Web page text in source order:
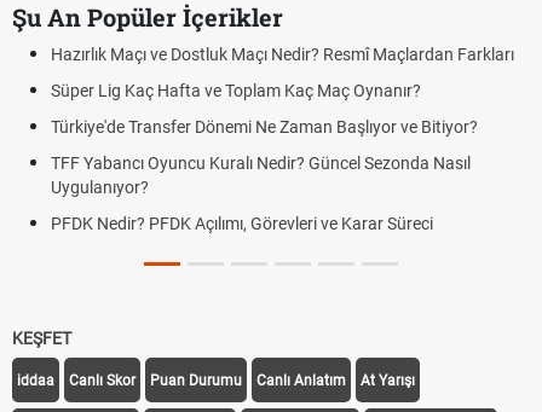
Şu An Popüler İçerikler
Hazırlık Maçı ve Dostluk Maçı Nedir? Resmî Maçlardan Farkları
Süper Lig Kaç Hafta ve Toplam Kaç Maç Oynanır?
Türkiye'de Transfer Dönemi Ne Zaman Başlıyor ve Bitiyor?
TFF Yabancı Oyuncu Kuralı Nedir? Güncel Sezonda Nasıl
Uygulanıyor?
PFDK Nedir? PFDK Açılımı, Görevleri ve Karar Süreci
KEŞFET
iddaa Canlı Skor Puan Durumu Canlı Anlatım At Yarışı